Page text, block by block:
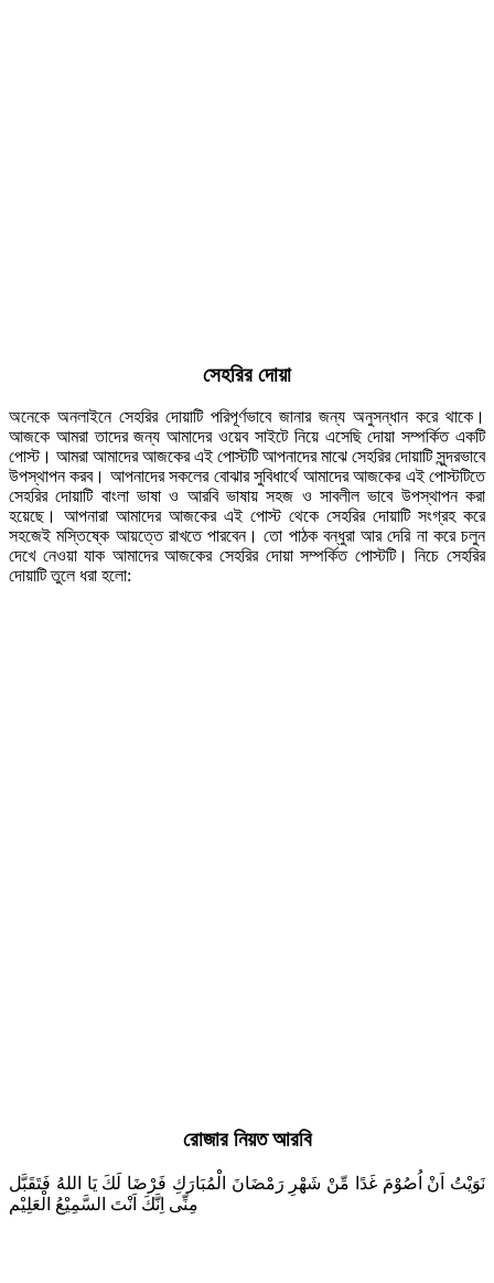
সেহরির দোয়া
অনেকে অনলাইনে সেহরির দোয়াটি পরিপূর্ণভাবে জানার জন্য অনুসন্ধান করে থাকে।
আজকে আমরা তাদের জন্য আমাদের ওয়েব সাইটে নিয়ে এসেছি দোয়া সম্পর্কিত একটি
পোস্ট। আমরা আমাদের আজকের এই পোস্টটি আপনাদের মাঝে সেহরির দোয়াটি সুন্দরভাবে
উপস্থাপন করব। আপনাদের সকলের বোঝার সুবিধার্থে আমাদের আজকের এই পোস্টটিতে
সেহরির দোয়াটি বাংলা ভাষা ও আরবি ভাষায় সহজ ও সাবলীল ভাবে উপস্থাপন করা
হয়েছে। আপনারা আমাদের আজকের এই পোস্ট থেকে সেহরির দোয়াটি সংগ্রহ করে
সহজেই মস্তিষ্কে আয়ত্তে রাখতে পারবেন। তো পাঠক বন্ধুরা আর দেরি না করে চলুন
দেখে নেওয়া যাক আমাদের আজকের সেহরির দোয়া সম্পর্কিত পোস্টটি। নিচে সেহরির
দোয়াটি তুলে ধরা হলো:
রোজার নিয়ত আরবি
نَوَيْتُ اَنْ اُصُوْمَ غَدًا مِّنْ شَهْرِ رَمْضَانَ الْمُبَارَكِ فَرْضَا لَكَ يَا اللهُ فَتَقَبَّل
مِنِّى اِنَّكَ اَنْتَ السَّمِيْعُ الْعَلِيْم